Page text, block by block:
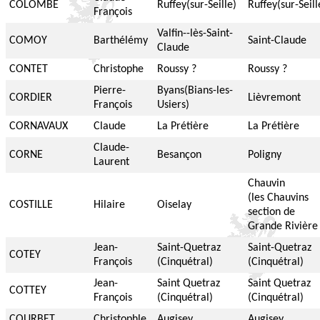
COLOMBE
François
Ruffey(sur-Seille) Ruffey(sur-
COMOY Barthélémy
Valfin--lès-Saint-
Claude
Saint-Claude
CONTET Christophe Roussy ? Roussy ?
CORDIER
Pierre-
François
Byans(Bians-les-
Usiers)
Lièvremont
CORNAVAUX Claude La Prétière La Prétière
CORNE
Claude-
Laurent
Besançon Poligny
COSTILLE Hilaire Oiselay
Chauvin
(les Chauvins
section de
Grande Rivière
COTEY
Jean-
François
Saint-Quetraz
(Cinquétral)
Saint-Quetraz
(Cinquétral)
COTTEY
Jean-
François
Saint Quetraz
(Cinquétral)
Saint Quetraz
(Cinquétral)